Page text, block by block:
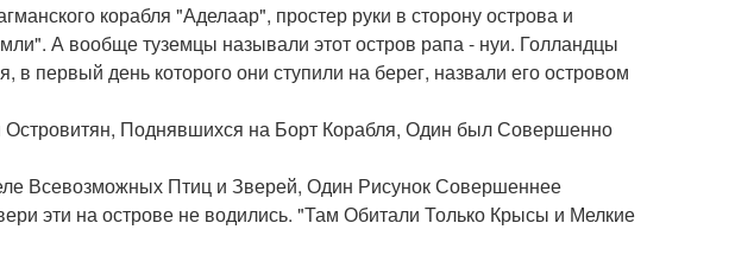
корабля "Аделаар", простер руки в сторону острова и
А вообще туземцы называли этот остров рапа - нуи. Голландцы
в первый день которого они ступили на берег, назвали его островом
Островитян, Поднявшихся на Борт Корабля, Один был Совершенно
Всевозможных Птиц и Зверей, Один Рисунок Совершеннее
эти на острове не водились. "Там Обитали Только Крысы и Мелкие